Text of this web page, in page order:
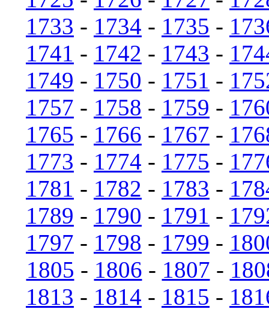
1733 - 1734 - 1735 -
1741 - 1742 - 1743 -
1749 - 1750 - 1751 -
1757 - 1758 - 1759 -
1765 - 1766 - 1767 -
1773 - 1774 - 1775 -
1781 - 1782 - 1783 -
1789 - 1790 - 1791 -
1797 - 1798 - 1799 -
1805 - 1806 - 1807 -
1813 - 1814 - 1815 -